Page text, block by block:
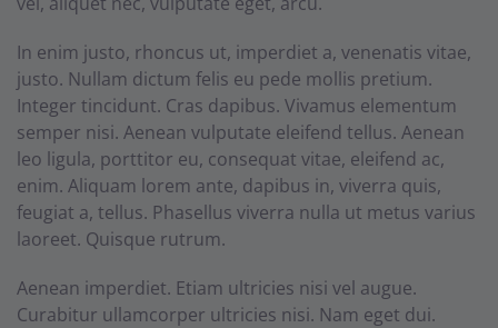
In enim justo, rhoncus ut, imperdiet a, venenatis vitae,
justo. Nullam dictum felis eu pede mollis pretium.
Integer tincidunt. Cras dapibus. Vivamus elementum
semper nisi. Aenean vulputate eleifend tellus. Aenean
leo ligula, porttitor eu, consequat vitae, eleifend ac,
enim. Aliquam lorem ante, dapibus in, viverra quis,
feugiat a, tellus. Phasellus viverra nulla ut metus varius
laoreet. Quisque rutrum.
Aenean imperdiet. Etiam ultricies nisi vel augue.
Curabitur ullamcorper ultricies nisi. Nam eget dui.